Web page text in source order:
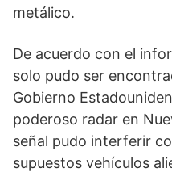
metálico.
De acuerdo con el
solo pudo ser
Gobierno
poderoso radar en
señal pudo interferir
supuestos vehículos